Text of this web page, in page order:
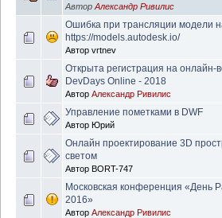
Автор Александр Ривилис
Ошибка при трансляции модели
https://models.autodesk.io/
Автор vrtnev
Открыта регистрация на онлайн-
DevDays Online - 2018
Автор Александр Ривилис
Управление пометками в DWF
Автор Юрий
Онлайн проектирование 3D
светом
Автор BORT-747
Московская конференция «День
2016»
Автор Александр Ривилис